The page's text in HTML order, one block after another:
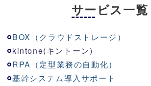
サービス一覧
BOX（クラウドストレージ）
kintone(キントーン)
RPA（定型業務の自動化）
基幹システム導入サポート